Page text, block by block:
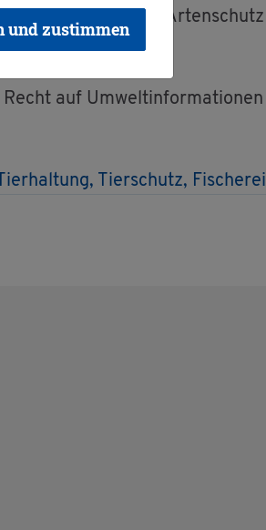
und zustimmen
zu Natur- und Ar­ten­schutz
Recht auf Um­welt­in­for­ma­tio­nen
Tier­hal­tung, Tier­schutz, Fi­sche­rei